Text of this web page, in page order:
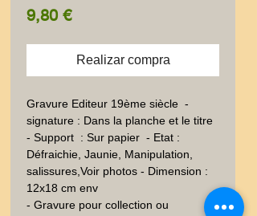
9,80 €Precio
Realizar compra
Gravure Editeur 19ème siècle  -
signature : Dans la planche et le titre
- Support  : Sur papier  - Etat :
Défraichie, Jaunie, Manipulation,
salissures,Voir photos - Dimension :
12x18 cm env
- Gravure pour collection ou